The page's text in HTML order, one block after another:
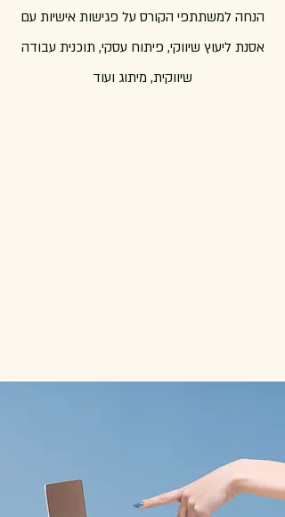
הנחה למשתתפי הקורס על פגישות אישיות עם
אסנת ליעוץ שיווקי, פיתוח עסקי, תוכנית עבודה
שיווקית, מיתוג ועוד